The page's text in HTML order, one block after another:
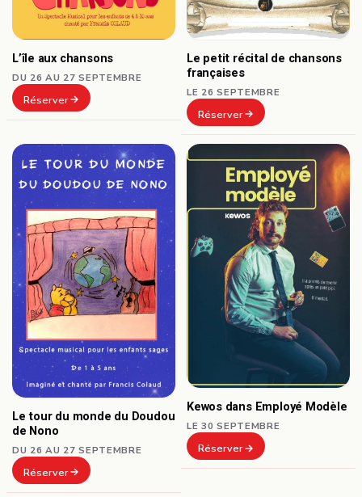
L’île aux chansons
DU 26 AU 27 SEPTEMBRE
Réserver
Le petit récital de chansons
françaises
LE 26 SEPTEMBRE
Réserver
Le tour du monde du Doudou
de Nono
DU 26 AU 27 SEPTEMBRE
Réserver
Kewos dans Employé Modèle
LE 30 SEPTEMBRE
Réserver